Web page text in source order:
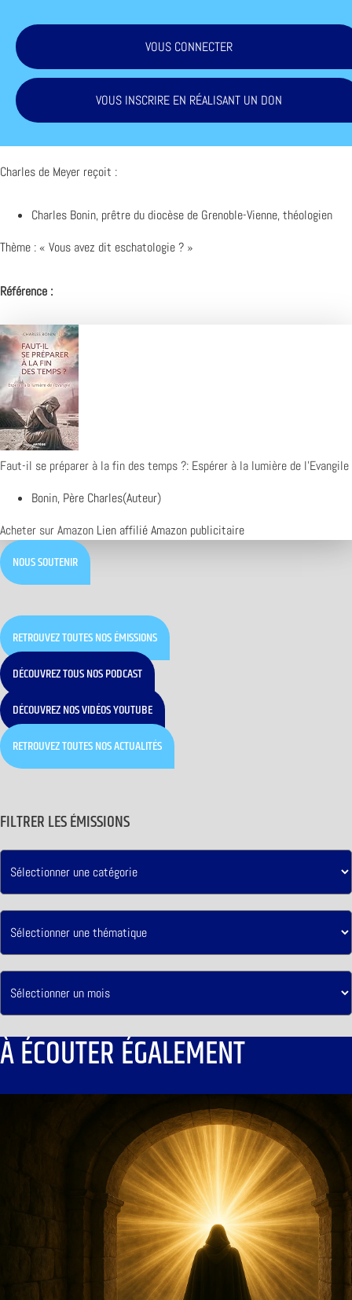
VOUS CONNECTER
VOUS INSCRIRE EN RÉALISANT UN DON
Charles de Meyer reçoit :
Charles Bonin, prêtre du diocèse de Grenoble-Vienne, théologien
Thème : « Vous avez dit eschatologie ? »
Référence :
Faut-il se préparer à la fin des temps ?: Espérer à la lumière de l'Evangile
Bonin, Père Charles(Auteur)
Acheter sur Amazon Lien affilié Amazon publicitaire
NOUS SOUTENIR
RETROUVEZ TOUTES NOS ÉMISSIONS
DÉCOUVREZ TOUS NOS PODCAST
DÉCOUVREZ NOS VIDÉOS YOUTUBE
RETROUVEZ TOUTES NOS ACTUALITÉS
FILTRER LES ÉMISSIONS
À ÉCOUTER ÉGALEMENT